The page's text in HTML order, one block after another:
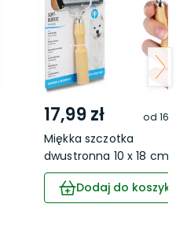
17,99 zł od
Miękka szczotka
dwustronna 10 x 18 cm
Dodaj do